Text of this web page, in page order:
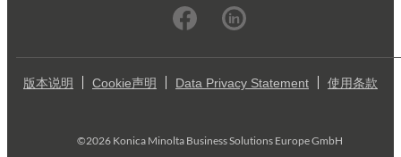
版本说明 Cookie声明 Data Privacy Statement 使用条款
©2026 Konica Minolta Business Solutions Europe GmbH